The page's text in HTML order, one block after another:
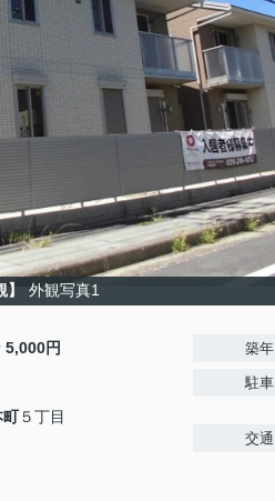
】 外観写真1
5,000円
町５丁目
築年
駐車
交通